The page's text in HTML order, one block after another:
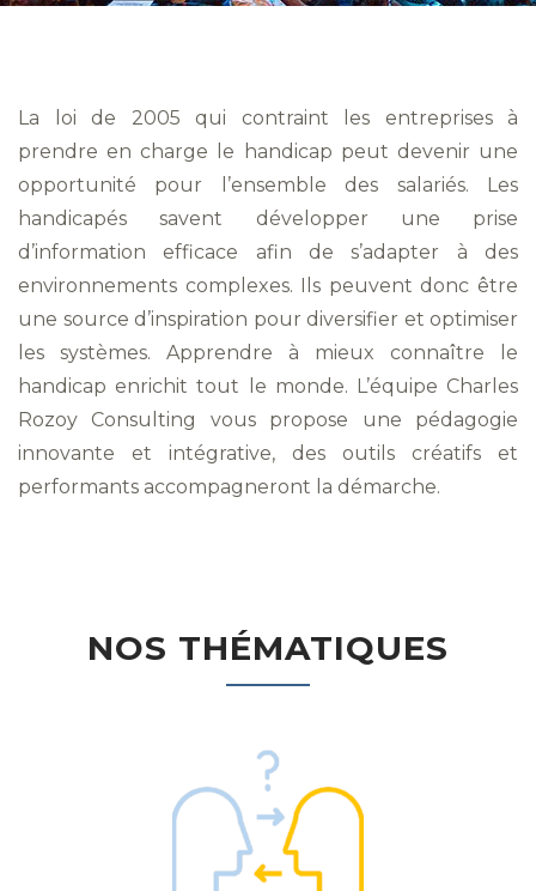
La loi de 2005 qui contraint les entreprises à
prendre en charge le handicap peut devenir une
opportunité pour l’ensemble des salariés. Les
handicapés savent développer une prise
d’information efficace afin de s’adapter à des
environnements complexes. Ils peuvent donc être
une source d’inspiration pour diversifier et optimiser
les systèmes. Apprendre à mieux connaître le
handicap enrichit tout le monde. L’équipe Charles
Rozoy Consulting vous propose une pédagogie
innovante et intégrative, des outils créatifs et
performants accompagneront la démarche.
NOS THÉMATIQUES